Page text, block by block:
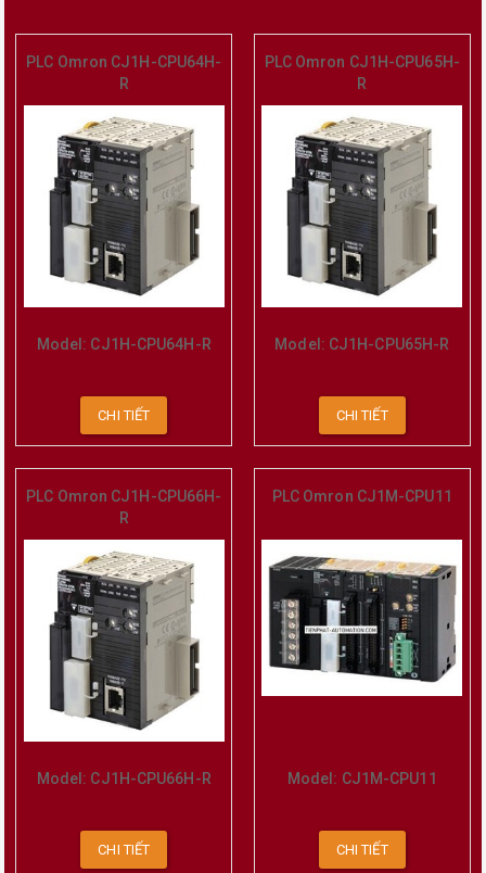
PLC Omron CJ1H-CPU64H-
R
Model: CJ1H-CPU64H-R
CHI TIẾT
PLC Omron CJ1H-CPU65H-
R
Model: CJ1H-CPU65H-R
CHI TIẾT
PLC Omron CJ1H-CPU66H-
R
Model: CJ1H-CPU66H-R
CHI TIẾT
PLC Omron CJ1M-CPU11
Model: CJ1M-CPU11
CHI TIẾT